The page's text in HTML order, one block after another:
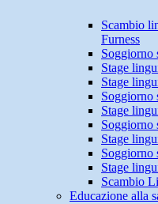
Scambio
Furness
Soggiorno
Stage
Stage
Soggiorno
Stage
Soggiorno
Stage
Soggiorno
Stage
Scambio
Educazione alla